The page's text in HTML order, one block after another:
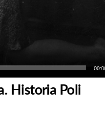
Historia Poli